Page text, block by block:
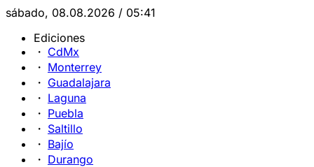
sábado, 08.08.2026 / 05:41
Ediciones
CdMx
Monterrey
Guadalajara
Laguna
Puebla
Saltillo
Bajío
Durango